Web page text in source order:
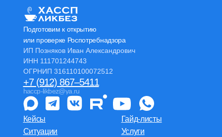
Подготовим к открытию
или проверке Роспотребнадзора
ИП Позняков Иван Александрович
ИНН 111701244743
ОГРНИП 316110100072512
+7 (912) 867–5411
haccp-likbez@ya.ru
Кейсы
Ситуации
Гайд-листы
Услуги